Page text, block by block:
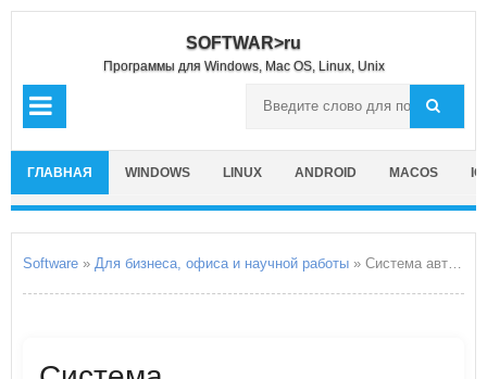
SOFTWAR>ru
Программы для Windows, Mac OS, Linux, Unix
ГЛАВНАЯ WINDOWS LINUX ANDROID MACOS
Software » Для бизнеса, офиса и научной работы » Система автоматизированного проектирования корпусной мебели WOODY